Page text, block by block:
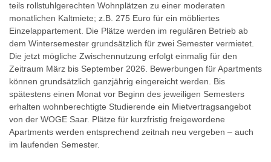
teils rollstuhlgerechten Wohnplätzen zu einer moderaten
monatlichen Kaltmiete; z.B. 275 Euro für ein möbliertes
Einzelappartement. Die Plätze werden im regulären Betrieb ab
dem Wintersemester grundsätzlich für zwei Semester vermietet.
Die jetzt mögliche Zwischennutzung erfolgt einmalig für den
Zeitraum März bis September 2026. Bewerbungen für Apartments
können grundsätzlich ganzjährig eingereicht werden. Bis
spätestens einen Monat vor Beginn des jeweiligen Semesters
erhalten wohnberechtigte Studierende ein Mietvertragsangebot
von der WOGE Saar. Plätze für kurzfristig freigewordene
Apartments werden entsprechend zeitnah neu vergeben – auch
im laufenden Semester.